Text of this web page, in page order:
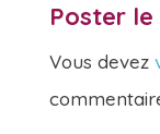
Poster
Vous devez